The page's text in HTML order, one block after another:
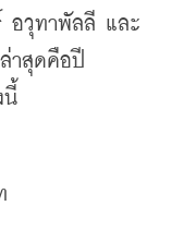
อวุทาพัลลี และ
าสุดคือปี
นี้